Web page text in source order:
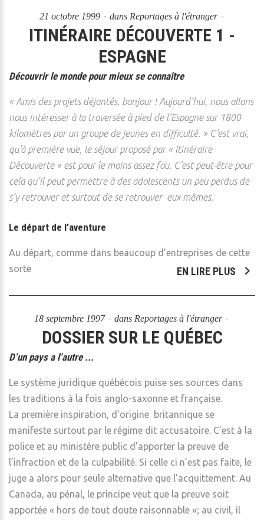
21 octobre 1999 dans Reportages à l'étranger
ITINÉRAIRE DÉCOUVERTE 1 -
ESPAGNE
Découvrir le monde pour mieux se connaître
« Amis des projets déjantés, bonjour ! Aujourd’hui, nous allons
nous intéresser à la traversée à pied de l’Espagne sur 1800
kilomètres par un groupe de jeunes en difficulté. » C’est vrai,
qu’à première vue, le séjour proposé par « Itinéraire
Découverte » est pour le moins assez fou. C’est peut-être pour
cela qu’il peut permettre à des adolescents un peu perdus de
s’y retrouver et surtout de se retrouver eux-mêmes.
Le départ de l’aventure
Au départ, comme dans beaucoup d’entreprises de cette
sorte
EN LIRE PLUS
18 septembre 1997 dans Reportages à l'étranger
DOSSIER SUR LE QUÉBEC
D’un pays a l’autre ...
Le système juridique québécois puise ses sources dans
les traditions à la fois anglo-saxonne et française.
La première inspiration, d’origine britannique se
manifeste surtout par le régime dit accusatoire. C’est à la
police et au ministère public d’apporter la preuve de
l’infraction et de la culpabilité. Si celle ci n’est pas faite, le
juge a alors pour seule alternative que l’acquittement. Au
Canada, au pénal, le principe veut que la preuve soit
apportée « hors de tout doute raisonnable »; au civil, il